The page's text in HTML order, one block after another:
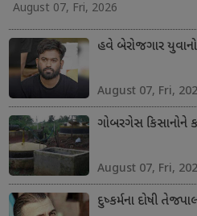
August 07, Fri, 2026
હવે બેરોજગાર
August 07, Fri,
ગોબરગેસ કિસાનોને
August 07, Fri,
દુષ્કર્મના દોષી